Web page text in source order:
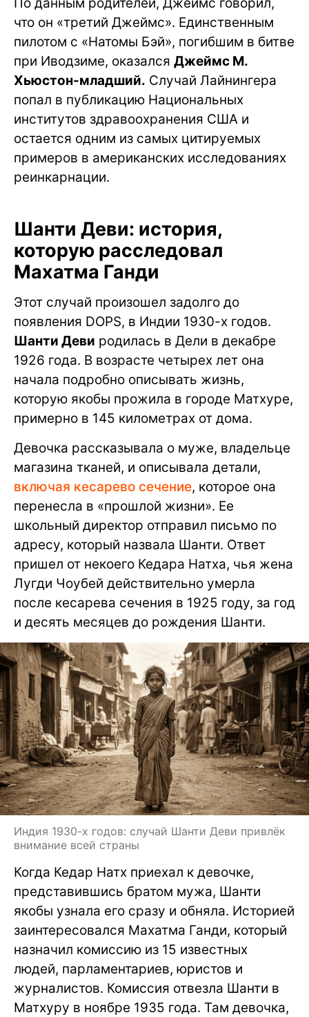
По данным родителей, Джеймс говорил,
что он «третий Джеймс». Единственным
пилотом с «Натомы Бэй», погибшим в битве
при Иводзиме, оказался Джеймс М.
Хьюстон-младший. Случай Лайнингера
попал в публикацию Национальных
институтов здравоохранения США и
остается одним из самых цитируемых
примеров в американских исследованиях
реинкарнации.
Шанти Деви: история,
которую расследовал
Махатма Ганди
Этот случай произошел задолго до
появления DOPS, в Индии 1930-х годов.
Шанти Деви родилась в Дели в декабре
1926 года. В возрасте четырех лет она
начала подробно описывать жизнь,
которую якобы прожила в городе Матхуре,
примерно в 145 километрах от дома.
Девочка рассказывала о муже, владельце
магазина тканей, и описывала детали,
включая кесарево сечение, которое она
перенесла в «прошлой жизни». Ее
школьный директор отправил письмо по
адресу, который назвала Шанти. Ответ
пришел от некоего Кедара Натха, чья жена
Лугди Чоубей действительно умерла
после кесарева сечения в 1925 году, за год
и десять месяцев до рождения Шанти.
Индия 1930-х годов: случай Шанти Деви привлёк
внимание всей страны
Когда Кедар Натх приехал к девочке,
представившись братом мужа, Шанти
якобы узнала его сразу и обняла. Историей
заинтересовался Махатма Ганди, который
назначил комиссию из 15 известных
людей, парламентариев, юристов и
журналистов. Комиссия отвезла Шанти в
Матхуру в ноябре 1935 года. Там девочка,